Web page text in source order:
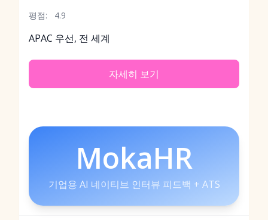
평점:
4.9
APAC 우선, 전 세계
자세히 보기
MokaHR
기업용 AI 네이티브 인터뷰 피드백 + ATS